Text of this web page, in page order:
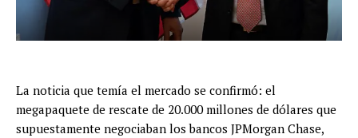
La noticia que temía el mercado se confirmó: el
megapaquete de rescate de 20.000 millones de dólares que
supuestamente negociaban los bancos JPMorgan Chase,